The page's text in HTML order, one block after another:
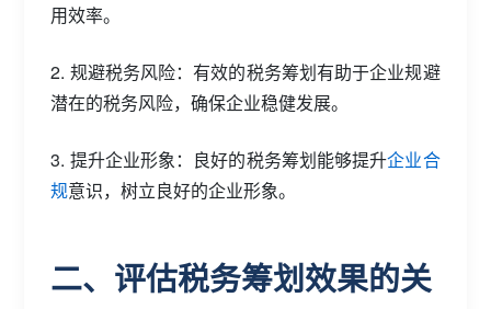
用效率。
2. 规避税务风险：有效的税务筹划有助于企业规避
潜在的税务风险，确保企业稳健发展。
3. 提升企业形象：良好的税务筹划能够提升企业合
规意识，树立良好的企业形象。
二、评估税务筹划效果的关